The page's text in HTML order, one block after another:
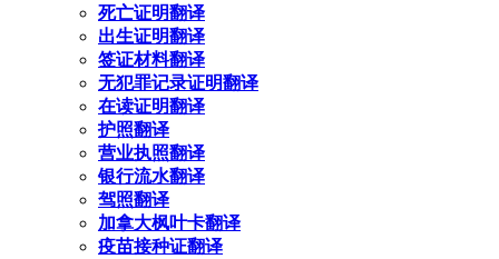
死亡证明翻译
出生证明翻译
签证材料翻译
无犯罪记录证明翻译
在读证明翻译
护照翻译
营业执照翻译
银行流水翻译
驾照翻译
加拿大枫叶卡翻译
疫苗接种证翻译